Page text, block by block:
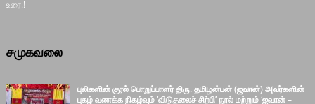
சமுகவலை
புலிகளின் குரல் பொறுப்பாளர் திரு. தமிழன்பன் (ஜவான்) அவர்களின்